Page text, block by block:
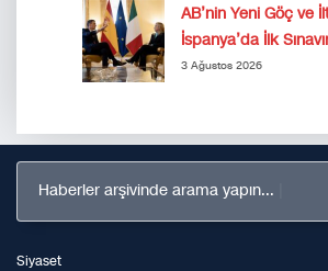
AB’nin Yeni Göç ve
İspanya’da İlk
3 Ağustos 2026
Haberler arşivinde arama yapın...
Siyaset